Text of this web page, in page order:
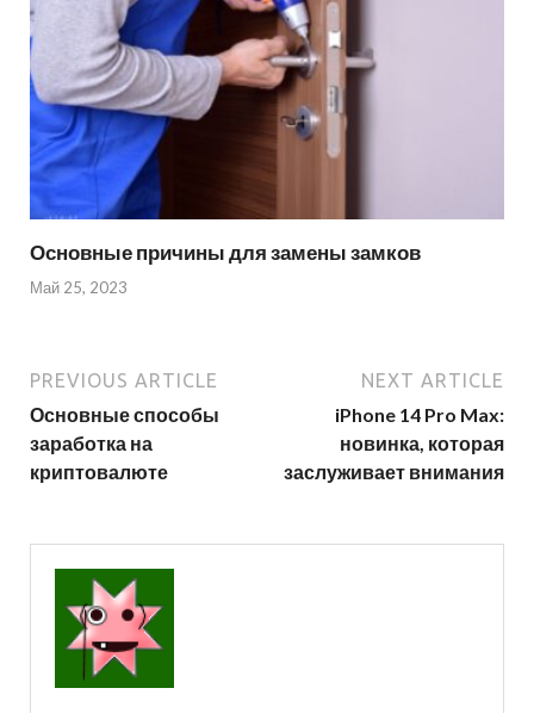
Основные причины для замены замков
Май 25, 2023
PREVIOUS ARTICLE
Основные способы
заработка на
криптовалюте
NEXT ARTICLE
iPhone 14 Pro Max:
новинка, которая
заслуживает внимания